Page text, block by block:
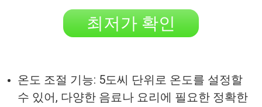
최저가 확인
온도 조절 기능: 5도씨 단위로 온도를 설정할
수 있어, 다양한 음료나 요리에 필요한 정확한